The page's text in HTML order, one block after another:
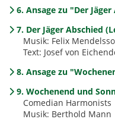
6. Ansage zu "Der Jäger
7. Der Jäger Abschied
Musik: Felix
Text: Josef von
8. Ansage zu
9. Wochenend und
Comedian Harmonists
Musik: Berthold Mann